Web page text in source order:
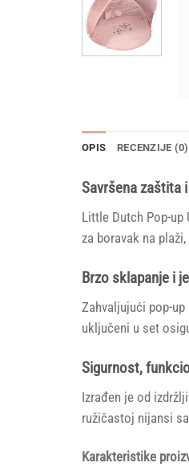
OPIS RECENZIJE (0)
Savršena zaštita
Little Dutch Pop-
za boravak na
Brzo sklapanje i
Zahvaljujući pop-
uključeni u set
Sigurnost,
Izrađen je od
ružičastoj nijansi
Karakteristike